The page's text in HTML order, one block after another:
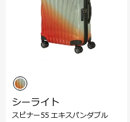
シーライト
スピナー55 エキスパンダブル